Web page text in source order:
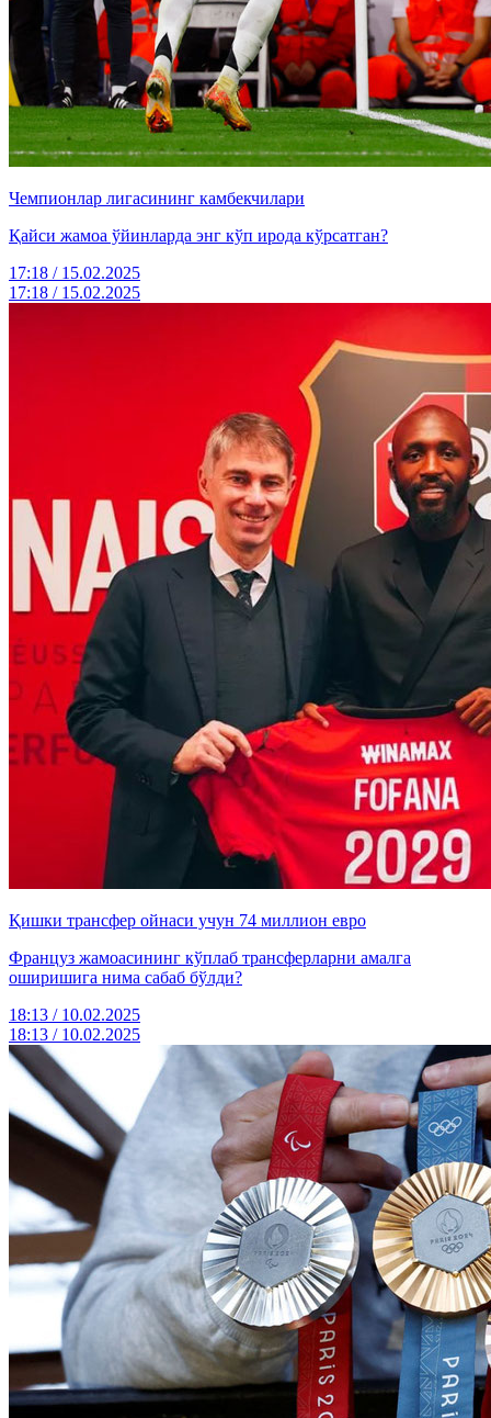
Чемпионлар лигасининг камбекчилари
Қайси жамоа ўйинларда энг кўп ирода кўрсатган?
17:18 / 15.02.2025
17:18 / 15.02.2025
Қишки трансфер ойнаси учун 74 миллион евро
Француз жамоасининг кўплаб трансферларни амалга
оширишига нима сабаб бўлди?
18:13 / 10.02.2025
18:13 / 10.02.2025